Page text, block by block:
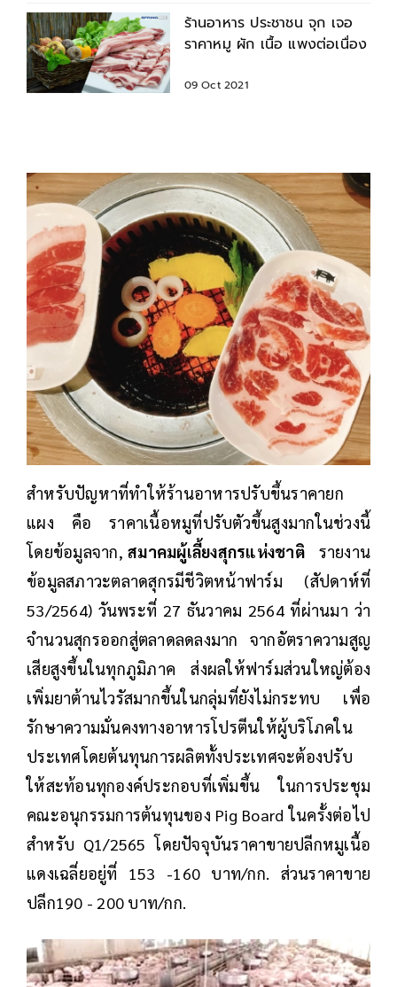
ร้านอาหาร ประชาชน จุก เจอ
ราคาหมู ผัก เนื้อ แพงต่อเนื่อง
09 Oct 2021
สำหรับปัญหาที่ทำให้ร้านอาหารปรับขึ้นราคายก
แผง คือ ราคาเนื้อหมูที่ปรับตัวขึ้นสูงมากในช่วงนี้
โดยข้อมูลจาก, สมาคมผู้เลี้ยงสุกรแห่งชาติรายงาน
ข้อมูลสภาวะตลาดสุกรมีชีวิตหน้าฟาร์ม (สัปดาห์ที่
53/2564) วันพระที่ 27 ธันวาคม 2564 ที่ผ่านมา ว่า
จำนวนสุกรออกสู่ตลาดลดลงมาก จากอัตราความสูญ
เสียสูงขึ้นในทุกภูมิภาค ส่งผลให้ฟาร์มส่วนใหญ่ต้อง
เพิ่มยาต้านไวรัสมากขึ้นในกลุ่มที่ยังไม่กระทบ เพื่อ
รักษาความมั่นคงทางอาหารโปรตีนให้ผู้บริโภคใน
ประเทศโดยต้นทุนการผลิตทั้งประเทศจะต้องปรับ
ให้สะท้อนทุกองค์ประกอบที่เพิ่มขึ้น ในการประชุม
คณะอนุกรรมการต้นทุนของ Pig Board ในครั้งต่อไป
สำหรับ Q1/2565 โดยปัจจุบันราคาขายปลีกหมูเนื้อ
แดงเฉลี่ยอยู่ที่ 153 -160 บาท/กก. ส่วนราคาขาย
ปลีก190 - 200 บาท/กก.